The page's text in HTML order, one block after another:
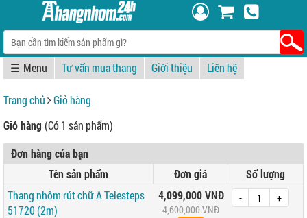
☰ Tư vấn mua thang Giới thiệu Liên hệ
Trang chủ
Giỏ hàng
Giỏ hàng (Có 1 sản phẩm)
Đơn hàng của bạn
Tên sản phẩm
Đơn giá
Số lượng
Thang nhôm rút chữ A Telesteps
51720 (2m)
4,099,000 VNĐ
4,600,000 VNĐ
- +